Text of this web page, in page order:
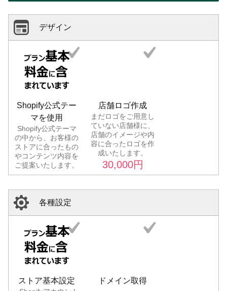
デザイン
Shopify公式テー
マを使用
Shopify公式テーマ
の中から、お客様の
ストアに合ったもの
やコンテンツ内容を
ご提案いたします。
店舗ロゴ作成
まだロゴをご用意し
ていない店舗様に、
店舗のイメージや内
容に合ったロゴを作
成いたします。
30,000円
各種設定
ストア基本設定 ドメイン取得